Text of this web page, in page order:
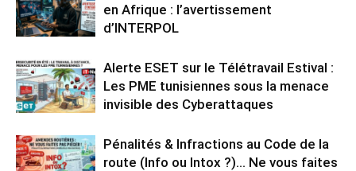
en Afrique : l’avertissement
d’INTERPOL
Alerte ESET sur le Télétravail Estival :
Les PME tunisiennes sous la menace
invisible des Cyberattaques
Pénalités & Infractions au Code de la
route (Info ou Intox ?)… Ne vous faites